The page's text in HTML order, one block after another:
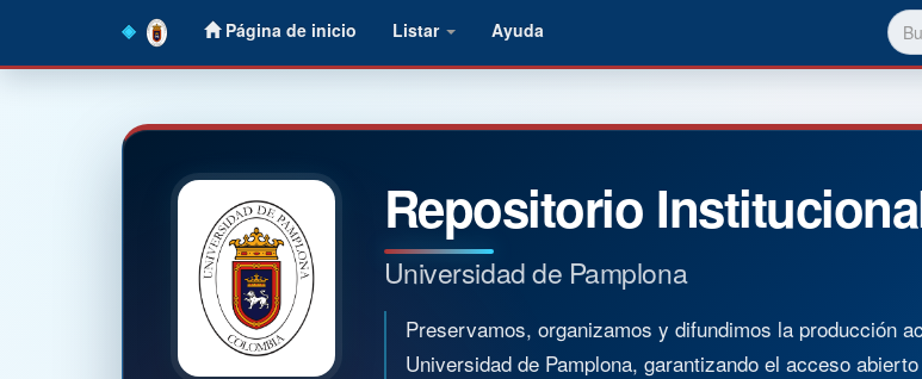
Página de inicio Listar Ayuda
Repositorio
Universidad de Pamplona
Preservamos, organizamos y difundimos la producción
Universidad de Pamplona, garantizando el acceso